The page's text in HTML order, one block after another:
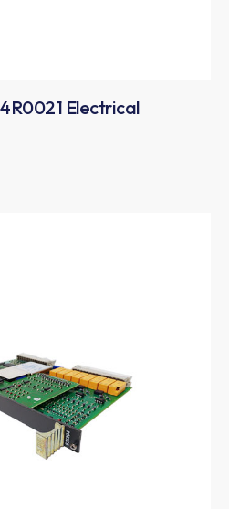
Electrical